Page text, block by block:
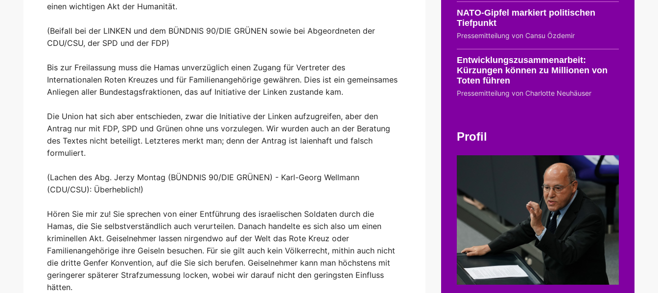
einen wichtigen Akt der Humanität.
(Beifall bei der LINKEN und dem BÜNDNIS 90/DIE GRÜNEN sowie bei Abgeordneten der
CDU/CSU, der SPD und der FDP)
Bis zur Freilassung muss die Hamas unverzüglich einen Zugang für Vertreter des
Internationalen Roten Kreuzes und für Familienangehörige gewähren. Dies ist ein gemeinsames
Anliegen aller Bundestagsfraktionen, das auf Initiative der Linken zustande kam.
Die Union hat sich aber entschieden, zwar die Initiative der Linken aufzugreifen, aber den
Antrag nur mit FDP, SPD und Grünen ohne uns vorzulegen. Wir wurden auch an der Beratung
des Textes nicht beteiligt. Letzteres merkt man; denn der Antrag ist laienhaft und falsch
formuliert.
(Lachen des Abg. Jerzy Montag (BÜNDNIS 90/DIE GRÜNEN) - Karl-Georg Wellmann
(CDU/CSU): Überheblich!)
Hören Sie mir zu! Sie sprechen von einer Entführung des israelischen Soldaten durch die
Hamas, die Sie selbstverständlich auch verurteilen. Danach handelte es sich also um einen
kriminellen Akt. Geiselnehmer lassen nirgendwo auf der Welt das Rote Kreuz oder
Familienangehörige ihre Geiseln besuchen. Für sie gilt auch kein Völkerrecht, mithin auch nicht
die dritte Genfer Konvention, auf die Sie sich berufen. Geiselnehmer kann man höchstens mit
geringerer späterer Strafzumessung locken, wobei wir darauf nicht den geringsten Einfluss
hätten.
NATO-Gipfel markiert politischen
Tiefpunkt
Pressemitteilung von Cansu Özdemir
Entwicklungszusammenarbeit:
Kürzungen können zu Millionen von
Toten führen
Pressemitteilung von Charlotte Neuhäuser
Profil